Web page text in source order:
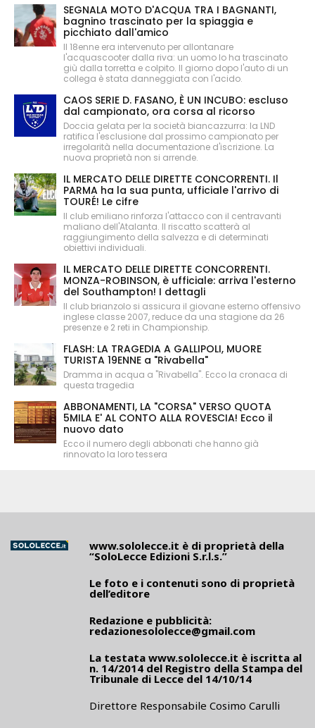
SEGNALA MOTO D'ACQUA TRA I BAGNANTI,
bagnino trascinato per la spiaggia e
picchiato dall'amico
Il 18enne era intervenuto per allontanare
l'acquascooter dalla riva: un uomo lo ha trascinato
giù dalla torretta e colpito. Il giorno dopo l'auto di un
collega è stata danneggiata con l'acido.
CAOS SERIE D. FASANO, È UN INCUBO: escluso
dal campionato, ora corsa al ricorso
Doccia gelata per la società biancazzurra: la LND
ratifica l'esclusione dal prossimo campionato per
irregolarità nella documentazione d'iscrizione. La
nuova proprietà non si arrende.
IL MERCATO DELLE DIRETTE CONCORRENTI. Il
PARMA ha la sua punta, ufficiale l'arrivo di
TOURÉ! Le cifre
Il club emiliano rinforza l'attacco con il centravanti
maliano dell'Atalanta. Il riscatto scatterà al
raggiungimento della salvezza e di determinati
obiettivi individuali.
IL MERCATO DELLE DIRETTE CONCORRENTI.
MONZA-ROBINSON, è ufficiale: arriva l'esterno
del Southampton! I dettagli
Il club brianzolo si assicura il giovane esterno offensivo
inglese classe 2007, reduce da una stagione da 26
presenze e 2 reti in Championship.
FLASH: LA TRAGEDIA A GALLIPOLI, MUORE
TURISTA 19ENNE a "Rivabella"
Dramma in acqua a "Rivabella". Ecco la cronaca di
questa tragedia
ABBONAMENTI, LA "CORSA" VERSO QUOTA
5MILA E' AL CONTO ALLA ROVESCIA! Ecco il
nuovo dato
Ecco il numero degli abbonati che hanno già
rinnovato la loro tessera
www.sololecce.it è di proprietà della
“SoloLecce Edizioni S.r.l.s.”
Le foto e i contenuti sono di proprietà
dell’editore
Redazione e pubblicità:
redazionesololecce@gmail.com
La testata www.sololecce.it è iscritta al
n. 14/2014 del Registro della Stampa del
Tribunale di Lecce del 14/10/14
Direttore Responsabile Cosimo Carulli